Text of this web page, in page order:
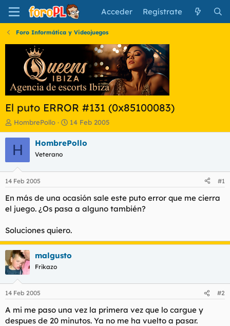
Acceder Regístrate
Foro Informática y Videojuegos
El puto ERROR #131 (0x85100083)
I
n
i
c
a
d
o
r
d
e
t
e
m
a
HombrePollo
F
e
c
i
n
c
o
14 Feb 2005
H HombrePollo
Veterano
14 Feb 2005 #1
En más de una ocasión sale este puto error que me cierra
el juego. ¿Os pasa a alguno también?
Soluciones quiero.
malgusto
Frikazo
14 Feb 2005 #2
A mi me paso una vez la primera vez que lo cargue y
despues de 20 minutos. Ya no me ha vuelto a pasar.